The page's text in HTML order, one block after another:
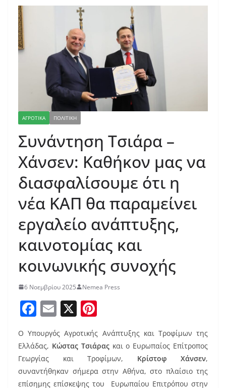
ΑΓΡΟΤΙΚΑ ΠΟΛΙΤΙΚΗ
Συνάντηση Τσιάρα –
Χάνσεν: Καθήκον μας να
διασφαλίσουμε ότι η
νέα ΚΑΠ θα παραμείνει
εργαλείο ανάπτυξης,
καινοτομίας και
κοινωνικής συνοχής
6 Νοεμβρίου 2025 Nemea Press
F
c
e
b
E
ai
X
er
e
st
Ο Υπουργός Αγροτικής Ανάπτυξης και Τροφίμων της
Ελλάδας, Κώστας Τσιάραςκαι ο Ευρωπαίος Επίτροπος
Γεωργίας και Τροφίμων, Κρίστοφ Χάνσεν,
συναντήθηκαν σήμερα στην Αθήνα, στο πλαίσιο της
επίσημης επίσκεψης του Ευρωπαίου Επιτρόπου στην